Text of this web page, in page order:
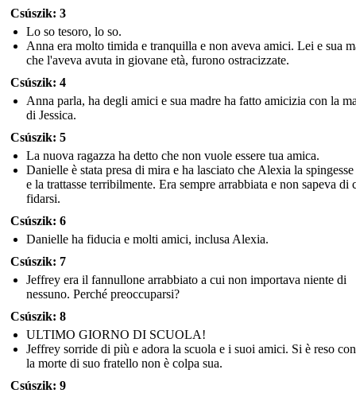
Csúszik: 3
Lo so tesoro, lo so.
Anna era molto timida e tranquilla e non aveva amici. Lei e sua
che l'aveva avuta in giovane età, furono ostracizzate.
Csúszik: 4
Anna parla, ha degli amici e sua madre ha fatto amicizia con la
di Jessica.
Csúszik: 5
La nuova ragazza ha detto che non vuole essere tua amica.
Danielle è stata presa di mira e ha lasciato che Alexia la
e la trattasse terribilmente. Era sempre arrabbiata e non sapeva di
fidarsi.
Csúszik: 6
Danielle ha fiducia e molti amici, inclusa Alexia.
Csúszik: 7
Jeffrey era il fannullone arrabbiato a cui non importava niente di
nessuno. Perché preoccuparsi?
Csúszik: 8
ULTIMO GIORNO DI SCUOLA!
Jeffrey sorride di più e adora la scuola e i suoi amici. Si è reso
la morte di suo fratello non è colpa sua.
Csúszik: 9